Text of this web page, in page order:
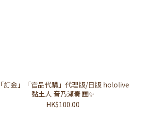
「訂金」「官品代購」代理版/日版 hololive
黏土人 音乃瀬奏 🎹✨
HK$100.00